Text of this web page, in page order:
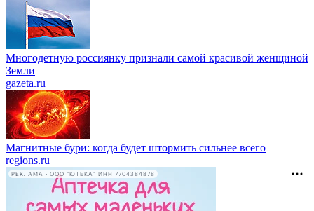
Многодетную россиянку признали самой красивой женщиной
Земли
gazeta.ru
Магнитные бури: когда будет штормить сильнее всего
regions.ru
РЕКЛАМА • ООО "ЮТЕКА" ИНН 7704384878